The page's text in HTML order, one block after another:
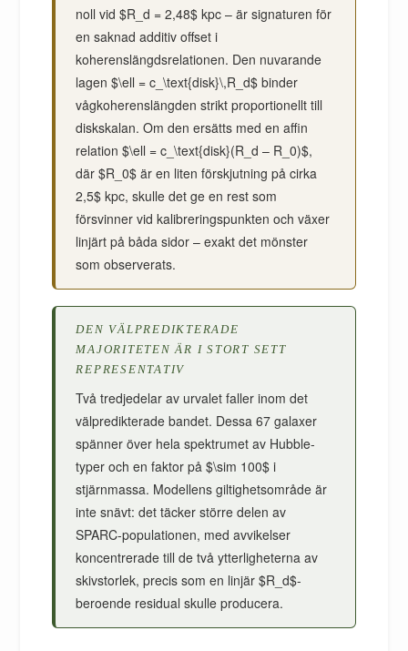
noll vid $R_d = 2,48$ kpc – är signaturen för
en saknad additiv offset i
koherenslängdsrelationen. Den nuvarande
lagen $\ell = c_\text{disk}\,R_d$ binder
vågkoherenslängden strikt proportionellt till
diskskalan. Om den ersätts med en affin
relation $\ell = c_\text{disk}(R_d – R_0)$,
där $R_0$ är en liten förskjutning på cirka
2,5$ kpc, skulle det ge en rest som
försvinner vid kalibreringspunkten och växer
linjärt på båda sidor – exakt det mönster
som observerats.
DEN VÄLPREDIKTERADE
MAJORITETEN ÄR I STORT SETT
REPRESENTATIV
Två tredjedelar av urvalet faller inom det
välpredikterade bandet. Dessa 67 galaxer
spänner över hela spektrumet av Hubble-
typer och en faktor på $\sim 100$ i
stjärnmassa. Modellens giltighetsområde är
inte snävt: det täcker större delen av
SPARC-populationen, med avvikelser
koncentrerade till de två ytterligheterna av
skivstorlek, precis som en linjär $R_d$-
beroende residual skulle producera.